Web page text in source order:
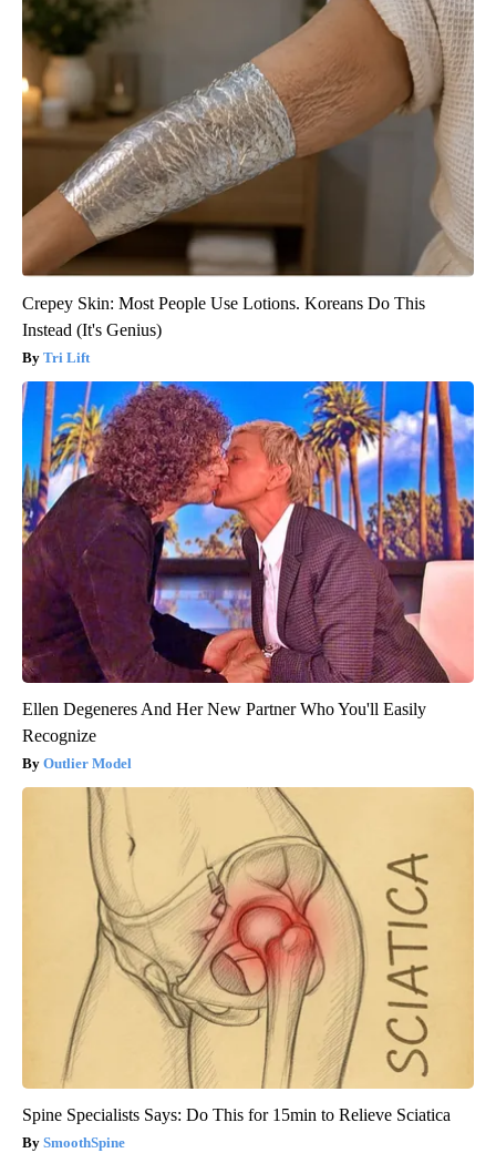
Crepey Skin: Most People Use Lotions. Koreans Do This
Instead (It's Genius)
Tri Lift
Ellen Degeneres And Her New Partner Who You'll Easily
Recognize
Outlier Model
Spine Specialists Says: Do This for 15min to Relieve Sciatica
SmoothSpine